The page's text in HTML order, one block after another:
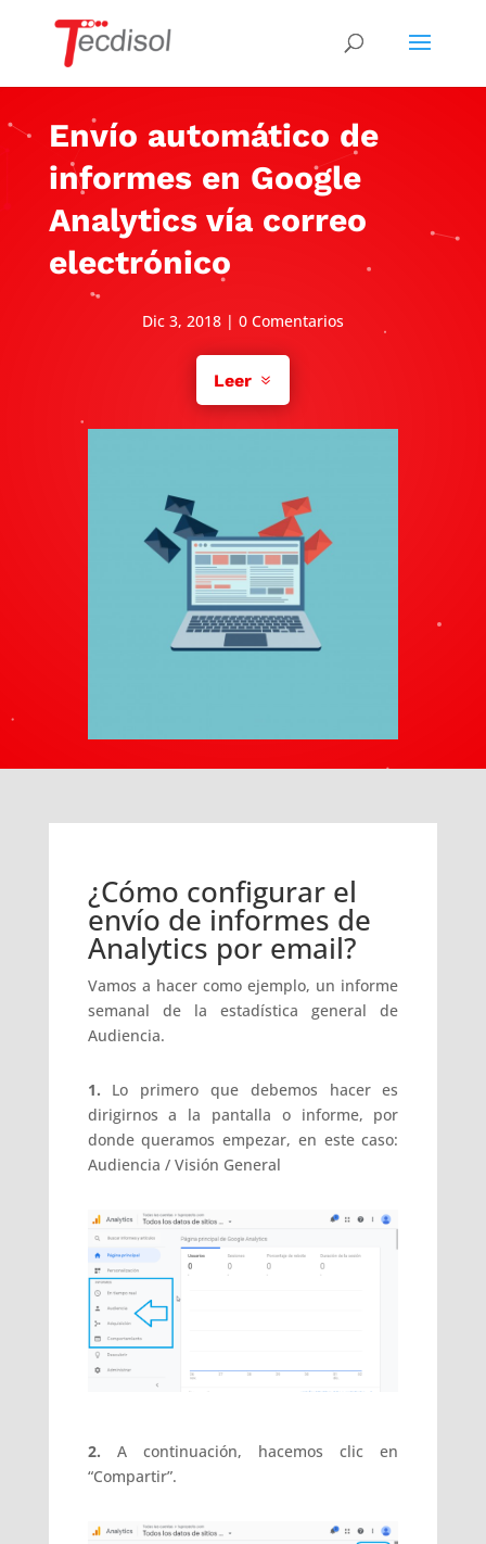
Envío automático de
informes en Google
Analytics vía correo
electrónico
Dic 3, 2018| 0 Comentarios
Leer
¿Cómo configurar el
envío de informes de
Analytics por email?
Vamos a hacer como ejemplo, un informe
semanal de la estadística general de
Audiencia.
1. Lo primero que debemos hacer es
dirigirnos a la pantalla o informe, por
donde queramos empezar, en este caso:
Audiencia / Visión General
2. A continuación, hacemos clic en
“Compartir”.